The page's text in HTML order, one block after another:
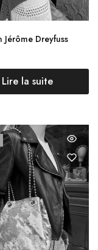
Jérôme Dreyfuss
Lire la suite